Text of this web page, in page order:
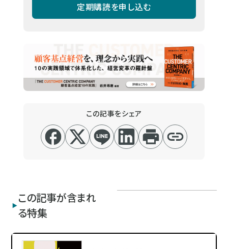
定期購読を申し込む
この記事をシェア
この記事が含まれ
る特集